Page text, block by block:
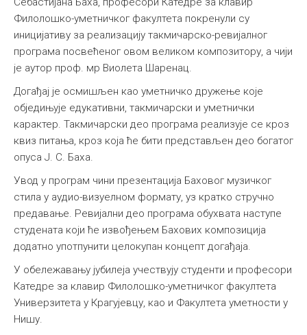
Филолошко-уметничког факултета покренули су
иницијативу за реализацију такмичарско-ревијалног
програма посвећеног овом великом композитору, а чији
је аутор проф. мр Виолета Шаренац.
Догађај је осмишљен као уметничко дружење које
обједињује едукативни, такмичарски и уметнички
карактер. Такмичарски део програма реализује се кроз
квиз питања, кроз која ће бити представљен део богатог
опуса Ј. С. Баха.
Увод у програм чини презентација Баховог музичког
стила у аудио-визуелном формату, уз кратко стручно
предавање. Ревијални део програма обухвата наступе
студената који ће извођењем Бахових композиција
додатно употпунити целокупан концепт догађаја.
У обележавању јубилеја учествују студенти и професори
Катедре за клавир Филолошко-уметничког факултета
Универзитета у Крагујевцу, као и Факултета уметности у
Нишу.